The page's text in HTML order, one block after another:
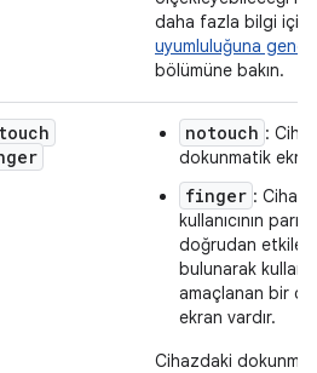
daha fazla bilgi için
uyumluluğuna genel
bölümüne bakın.
notouch :
dokunmatik
finger :
kullanıcının
doğrudan
bulunarak
amaçlanan bir
ekran vardır.
Cihazdaki